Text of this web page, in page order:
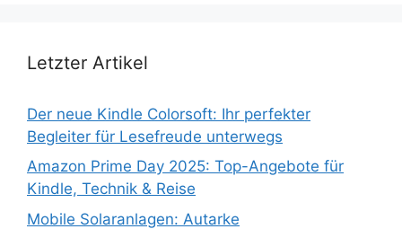
Letzter Artikel
Der neue Kindle Colorsoft: Ihr perfekter
Begleiter für Lesefreude unterwegs
Amazon Prime Day 2025: Top-Angebote für
Kindle, Technik & Reise
Mobile Solaranlagen: Autarke